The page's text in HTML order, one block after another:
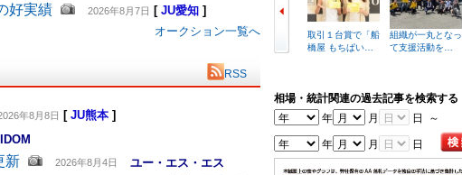
好実績 2026年8月7日 [ JU愛知 ]
オークション一覧へ
RSS
年8月8日 [ JU熊本 ]
IDOM
新 2026年8月4日
ユー・エス・エス
取引１台賞で「船
橋屋 もちぱい…
組織が一丸となっ
て支援活動を…
相場・統計関連の過去記事を検索する
年
月 日 ～
年 月 日